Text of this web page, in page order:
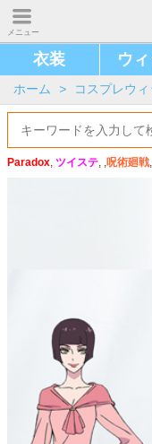
メニュー
衣装 ウ
ホーム > コスプレウ
Paradox, ツイステ, ,呪術廻戦,